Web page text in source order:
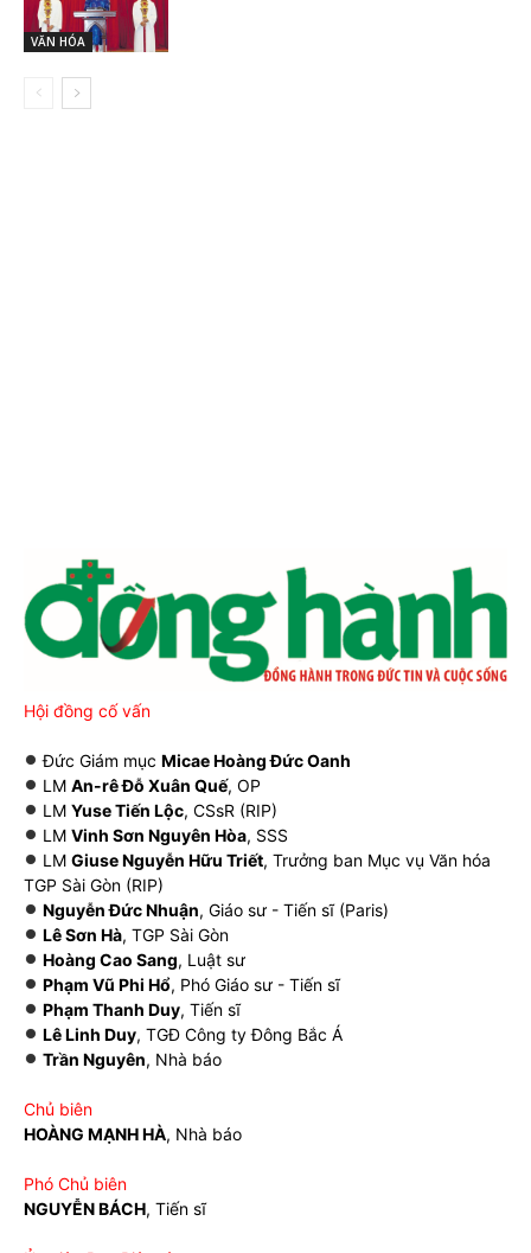
VĂN HÓA
Hội đồng cố vấn
Đức Giám mục Micae Hoàng Đức Oanh
LM An-rê Đỗ Xuân Quế, OP
LM Yuse Tiến Lộc, CSsR (RIP)
LM Vinh Sơn Nguyên Hòa, SSS
LM Giuse Nguyễn Hữu Triết, Trưởng ban Mục vụ Văn hóa
TGP Sài Gòn (RIP)
Nguyễn Đức Nhuận, Giáo sư - Tiến sĩ (Paris)
Lê Sơn Hà, TGP Sài Gòn
Hoàng Cao Sang, Luật sư
Phạm Vũ Phi Hổ, Phó Giáo sư - Tiến sĩ
Phạm Thanh Duy, Tiến sĩ
Lê Linh Duy, TGĐ Công ty Đông Bắc Á
Trần Nguyên, Nhà báo
Chủ biên
HOÀNG MẠNH HÀ, Nhà báo
Phó Chủ biên
NGUYỄN BÁCH, Tiến sĩ